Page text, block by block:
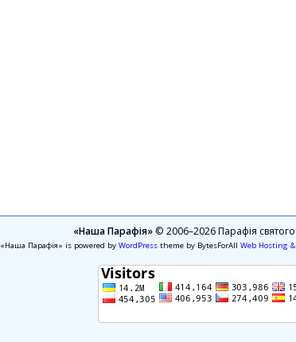
«Наша Парафія»© 2006–2026 Парафія святого
«Наша Парафія» is powered by WordPresstheme by BytesForAll Web Hosting